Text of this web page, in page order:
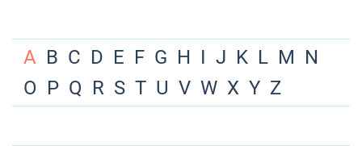
A B C D E F G H I J K L M N
O P Q R S T U V W X Y Z